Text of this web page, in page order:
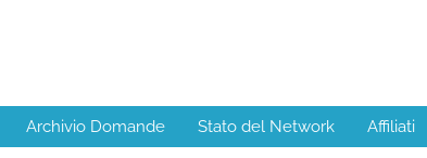
Archivio Domande Stato del Network Affiliati